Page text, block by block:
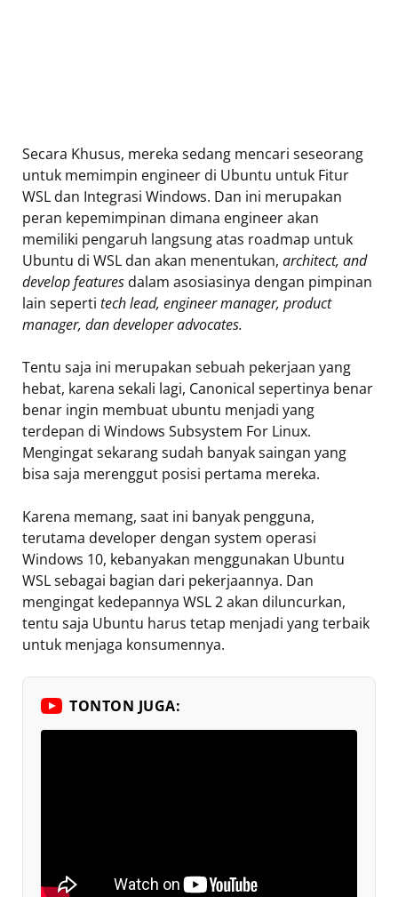
Secara Khusus, mereka sedang mencari seseorang
untuk memimpin engineer di Ubuntu untuk Fitur
WSL dan Integrasi Windows. Dan ini merupakan
peran kepemimpinan dimana engineer akan
memiliki pengaruh langsung atas roadmap untuk
Ubuntu di WSL dan akan menentukan, architect, and
develop features dalam asosiasinya dengan pimpinan
lain seperti tech lead, engineer manager, product
manager, dan developer advocates.
Tentu saja ini merupakan sebuah pekerjaan yang
hebat, karena sekali lagi, Canonical sepertinya benar
benar ingin membuat ubuntu menjadi yang
terdepan di Windows Subsystem For Linux.
Mengingat sekarang sudah banyak saingan yang
bisa saja merenggut posisi pertama mereka.
Karena memang, saat ini banyak pengguna,
terutama developer dengan system operasi
Windows 10, kebanyakan menggunakan Ubuntu
WSL sebagai bagian dari pekerjaannya. Dan
mengingat kedepannya WSL 2 akan diluncurkan,
tentu saja Ubuntu harus tetap menjadi yang terbaik
untuk menjaga konsumennya.
TONTON JUGA: